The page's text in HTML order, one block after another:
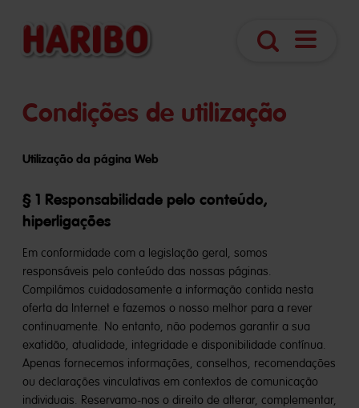
Condições de utilização
Utilização da página Web
§ 1 Responsabilidade pelo conteúdo,
hiperligações
Em conformidade com a legislação geral, somos
responsáveis pelo conteúdo das nossas páginas.
Compilámos cuidadosamente a informação contida nesta
oferta da Internet e fazemos o nosso melhor para a rever
continuamente. No entanto, não podemos garantir a sua
exatidão, atualidade, integridade e disponibilidade contínua.
Apenas fornecemos informações, conselhos, recomendações
ou declarações vinculativas em contextos de comunicação
individuais. Reservamo-nos o direito de alterar, complementar,